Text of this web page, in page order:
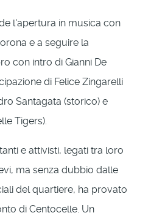
l'apertura in musica con
e a seguire la
con intro di Gianni De
di Felice Zingarelli
Santagata (storico) e
Tigers).
e attivisti, legati tra loro
ma senza dubbio dalle
del quartiere, ha provato
di Centocelle. Un